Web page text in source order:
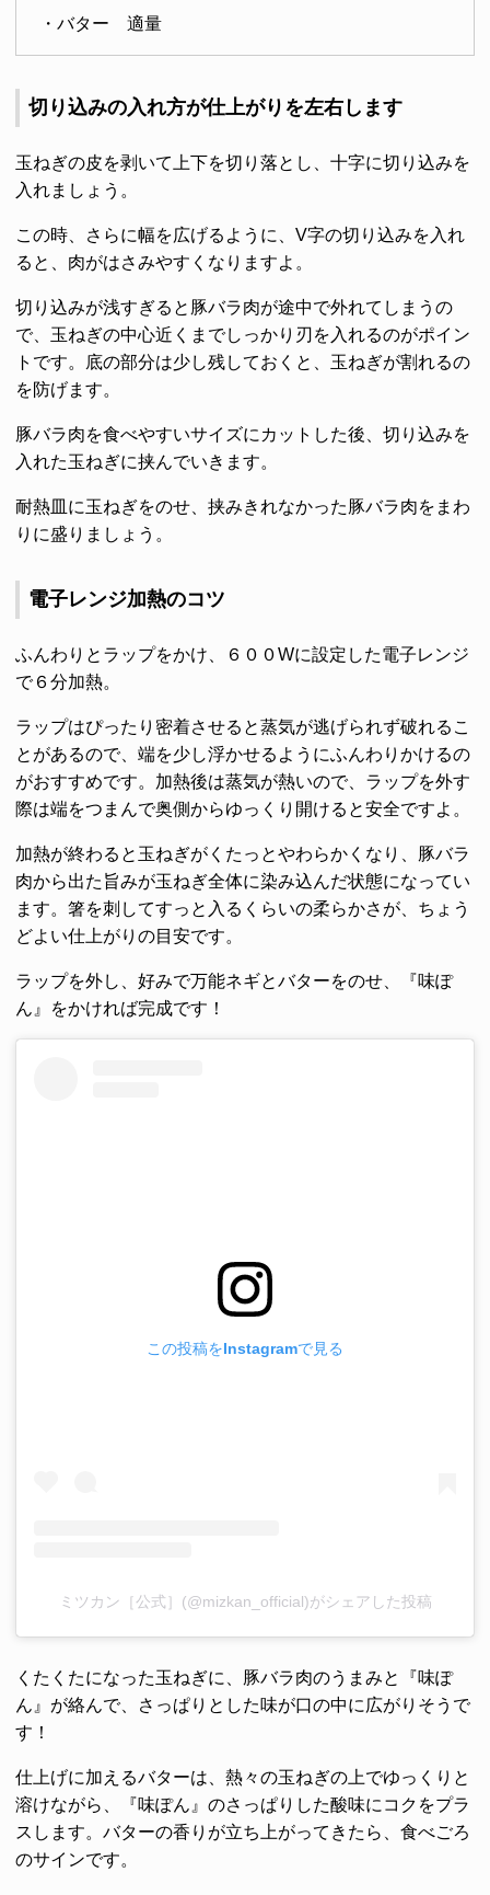
・バター 適量
切り込みの入れ方が仕上がりを左右します
玉ねぎの皮を剥いて上下を切り落とし、十字に切り込みを
入れましょう。
この時、さらに幅を広げるように、V字の切り込みを入れ
ると、肉がはさみやすくなりますよ。
切り込みが浅すぎると豚バラ肉が途中で外れてしまうの
で、玉ねぎの中心近くまでしっかり刃を入れるのがポイン
トです。底の部分は少し残しておくと、玉ねぎが割れるの
を防げます。
豚バラ肉を食べやすいサイズにカットした後、切り込みを
入れた玉ねぎに挟んでいきます。
耐熱皿に玉ねぎをのせ、挟みきれなかった豚バラ肉をまわ
りに盛りましょう。
電子レンジ加熱のコツ
ふんわりとラップをかけ、６００Wに設定した電子レンジ
で６分加熱。
ラップはぴったり密着させると蒸気が逃げられず破れるこ
とがあるので、端を少し浮かせるようにふんわりかけるの
がおすすめです。加熱後は蒸気が熱いので、ラップを外す
際は端をつまんで奥側からゆっくり開けると安全ですよ。
加熱が終わると玉ねぎがくたっとやわらかくなり、豚バラ
肉から出た旨みが玉ねぎ全体に染み込んだ状態になってい
ます。箸を刺してすっと入るくらいの柔らかさが、ちょう
どよい仕上がりの目安です。
ラップを外し、好みで万能ネギとバターをのせ、『味ぽ
ん』をかければ完成です！
この投稿をInstagramで見る
ミツカン［公式］(@mizkan_official)がシェアした投稿
くたくたになった玉ねぎに、豚バラ肉のうまみと『味ぽ
ん』が絡んで、さっぱりとした味が口の中に広がりそうで
す！
仕上げに加えるバターは、熱々の玉ねぎの上でゆっくりと
溶けながら、『味ぽん』のさっぱりした酸味にコクをプラ
スします。バターの香りが立ち上がってきたら、食べごろ
のサインです。